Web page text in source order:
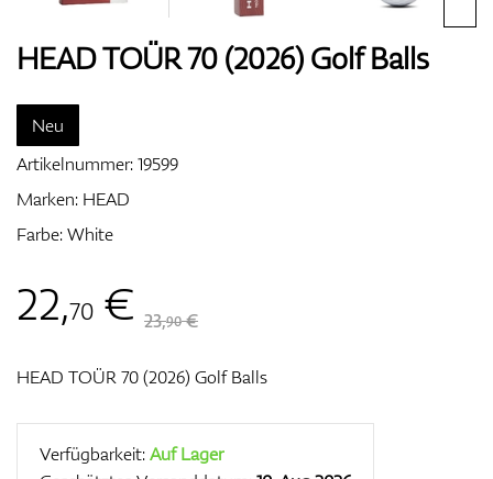
HEAD TOÜR 70 (2026) Golf Balls
Neu
Artikelnummer:19599
Marken: HEAD
Farbe: White
22,70 € 23,90€
HEAD TOÜR 70 (2026) Golf Balls
Verfügbarkeit:Auf Lager